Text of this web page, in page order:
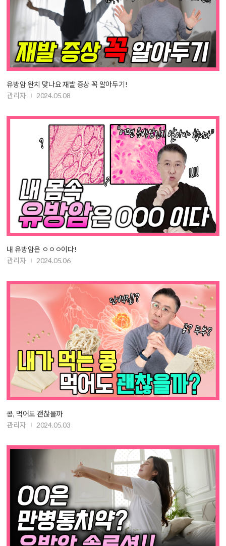
유방암 완치 맞나요 재발 증상 꼭 알아두기!
관리자
2024.05.08
내 유방암은 ㅇㅇㅇ이다!
관리자
2024.05.06
콩, 먹어도 괜찮을까
관리자
2024.05.03